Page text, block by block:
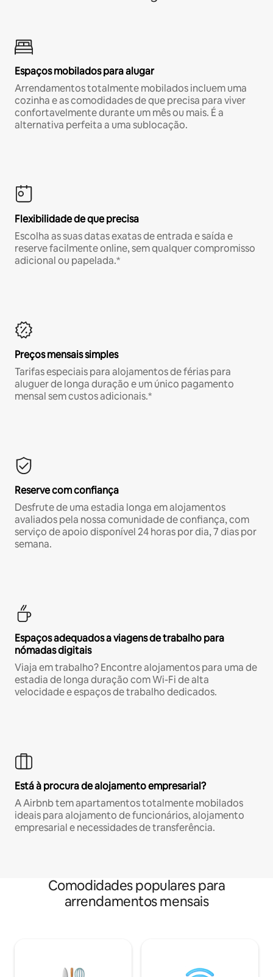
Espaços mobilados para alugar
Arrendamentos totalmente mobilados incluem uma
cozinha e as comodidades de que precisa para viver
confortavelmente durante um mês ou mais. É a
alternativa perfeita a uma sublocação.
Flexibilidade de que precisa
Escolha as suas datas exatas de entrada e saída e
reserve facilmente online, sem qualquer compromisso
adicional ou papelada.*
Preços mensais simples
Tarifas especiais para alojamentos de férias para
aluguer de longa duração e um único pagamento
mensal sem custos adicionais.*
Reserve com confiança
Desfrute de uma estadia longa em alojamentos
avaliados pela nossa comunidade de confiança, com
serviço de apoio disponível 24 horas por dia, 7 dias por
semana.
Espaços adequados a viagens de trabalho para
nómadas digitais
Viaja em trabalho? Encontre alojamentos para uma de
estadia de longa duração com Wi-Fi de alta
velocidade e espaços de trabalho dedicados.
Está à procura de alojamento empresarial?
A Airbnb tem apartamentos totalmente mobilados
ideais para alojamento de funcionários, alojamento
empresarial e necessidades de transferência.
Comodidades populares para
arrendamentos mensais